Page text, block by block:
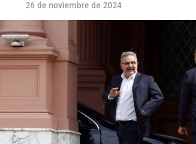
26 de noviembre de 2024